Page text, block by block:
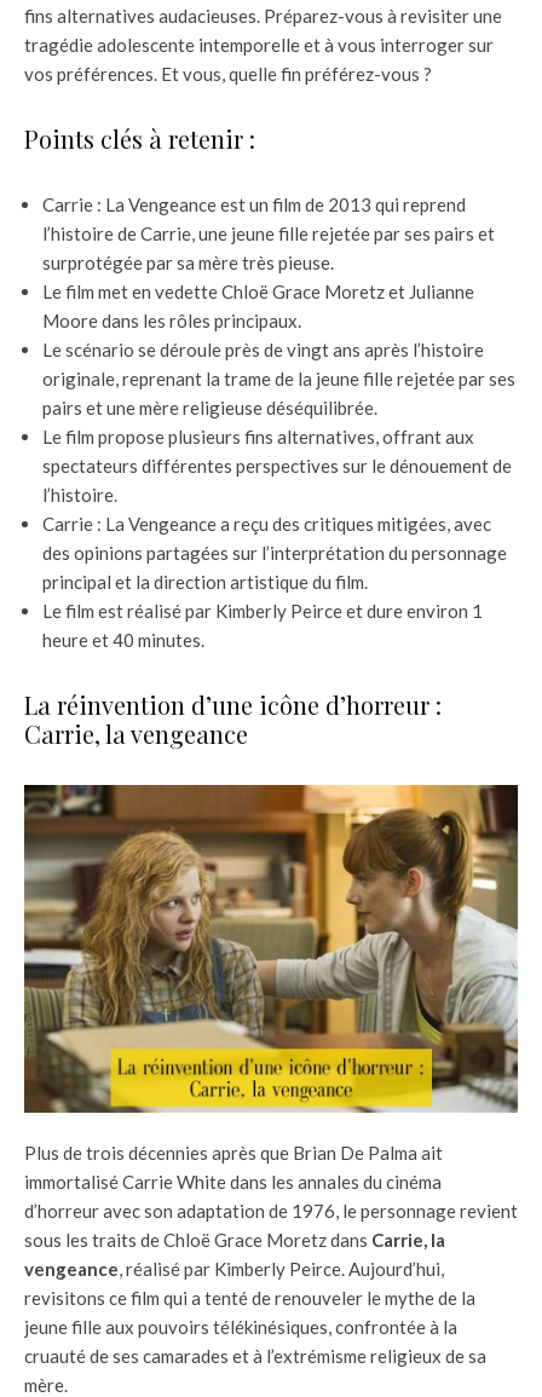
fins alternatives audacieuses. Préparez-vous à revisiter une
tragédie adolescente intemporelle et à vous interroger sur
vos préférences. Et vous, quelle fin préférez-vous ?
Points clés à retenir :
Carrie : La Vengeance est un film de 2013 qui reprend
l’histoire de Carrie, une jeune fille rejetée par ses pairs et
surprotégée par sa mère très pieuse.
Le film met en vedette Chloë Grace Moretz et Julianne
Moore dans les rôles principaux.
Le scénario se déroule près de vingt ans après l’histoire
originale, reprenant la trame de la jeune fille rejetée par ses
pairs et une mère religieuse déséquilibrée.
Le film propose plusieurs fins alternatives, offrant aux
spectateurs différentes perspectives sur le dénouement de
l’histoire.
Carrie : La Vengeance a reçu des critiques mitigées, avec
des opinions partagées sur l’interprétation du personnage
principal et la direction artistique du film.
Le film est réalisé par Kimberly Peirce et dure environ 1
heure et 40 minutes.
La réinvention d’une icône d’horreur :
Carrie, la vengeance
Plus de trois décennies après que Brian De Palma ait
immortalisé Carrie White dans les annales du cinéma
d’horreur avec son adaptation de 1976, le personnage revient
sous les traits de Chloë Grace Moretz dans Carrie, la
vengeance, réalisé par Kimberly Peirce. Aujourd’hui,
revisitons ce film qui a tenté de renouveler le mythe de la
jeune fille aux pouvoirs télékinésiques, confrontée à la
cruauté de ses camarades et à l’extrémisme religieux de sa
mère.